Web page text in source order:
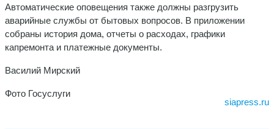
Автоматические оповещения также должны разгрузить
аварийные службы от бытовых вопросов. В приложении
собраны история дома, отчеты о расходах, графики
капремонта и платежные документы.
Василий Мирский
Фото Госуслуги
siapress.ru